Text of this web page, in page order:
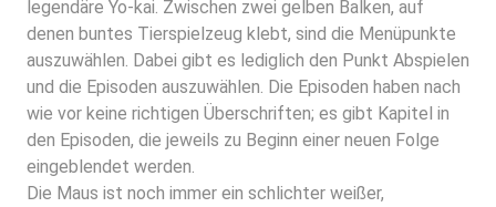
legendäre Yo-kai. Zwischen zwei gelben Balken, auf
denen buntes Tierspielzeug klebt, sind die Menüpunkte
auszuwählen. Dabei gibt es lediglich den Punkt Abspielen
und die Episoden auszuwählen. Die Episoden haben nach
wie vor keine richtigen Überschriften; es gibt Kapitel in
den Episoden, die jeweils zu Beginn einer neuen Folge
eingeblendet werden.
Die Maus ist noch immer ein schlichter weißer,